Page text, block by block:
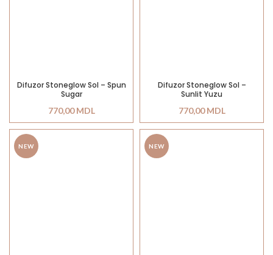
Difuzor Stoneglow Sol – Spun
Sugar
770,00MDL
Difuzor Stoneglow Sol –
Sunlit Yuzu
770,00MDL
NEW NEW